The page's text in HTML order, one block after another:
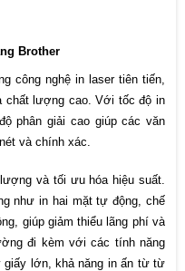
Brother
công nghệ in laser tiên tiến,
chất lượng cao. Với tốc độ in
phân giải cao giúp các văn
và chính xác.
và tối ưu hóa hiệu suất.
như in hai mặt tự động, chế
giúp giảm thiểu lãng phí và
đi kèm với các tính năng
giấy lớn, khả năng in ấn từ từ